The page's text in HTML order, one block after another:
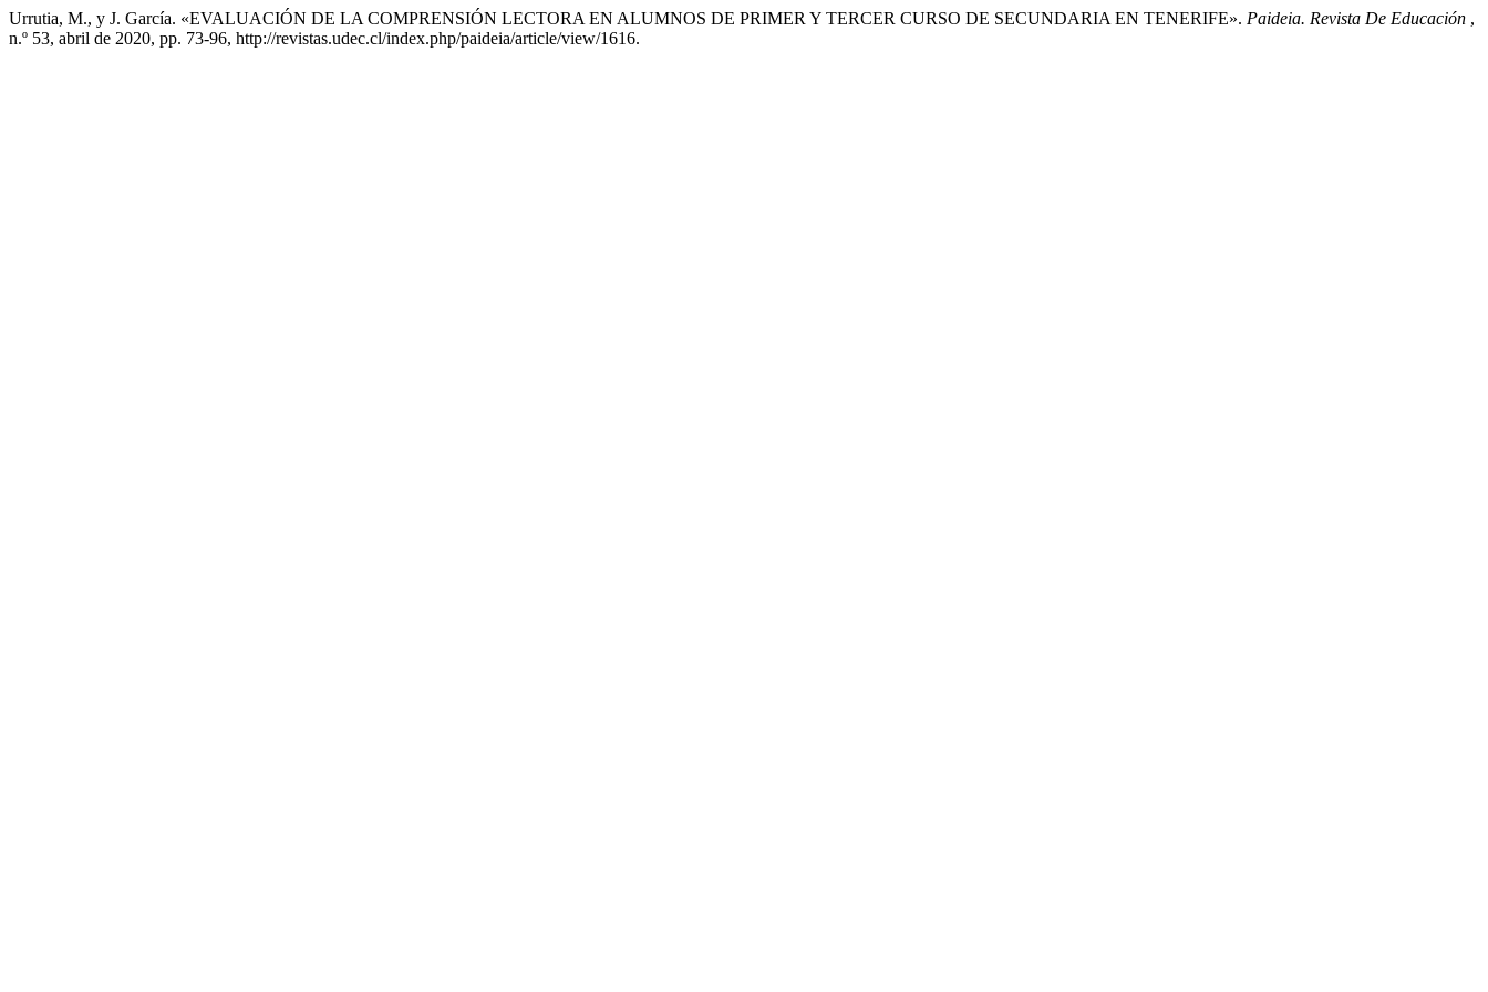
Urrutia, M., y J. García. «EVALUACIÓN DE LA COMPRENSIÓN LECTORA EN ALUMNOS DE PRIMER Y TERCER CURSO DE SECUNDARIA EN TENERIFE». Paideia. Revista De Educación ,
n.º 53, abril de 2020, pp. 73-96, http://revistas.udec.cl/index.php/paideia/article/view/1616.